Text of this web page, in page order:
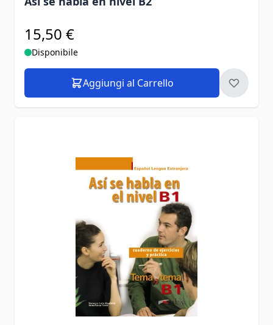
15,50 €
Disponibile
Aggiungi al Carrello